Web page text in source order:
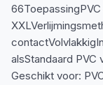
alsStandaard
Geschikt voor: